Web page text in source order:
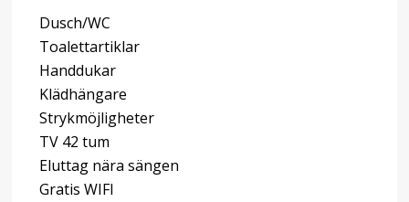
Dusch/WC
Toalettartiklar
Handdukar
Klädhängare
Strykmöjligheter
TV 42 tum
Eluttag nära sängen
Gratis WIFI